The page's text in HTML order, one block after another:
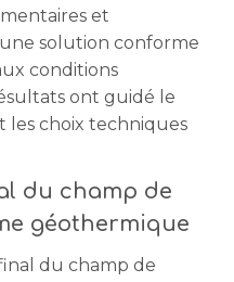
et
solution conforme
conditions
ont guidé le
les choix techniques
du champ de
géothermique
du champ de